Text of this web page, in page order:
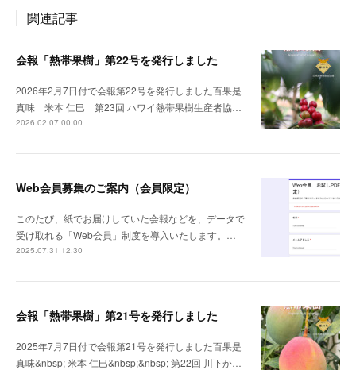
関連記事
会報「熱帯果樹」第22号を発行しました
2026年2月7日付で会報第22号を発行しました百果是
真味 米本 仁巳 第23回 ハワイ熱帯果樹生産者協…
2026.02.07 00:00
Web会員募集のご案内（会員限定）
このたび、紙でお届けしていた会報などを、データで
受け取れる「Web会員」制度を導入いたします。…
2025.07.31 12:30
会報「熱帯果樹」第21号を発行しました
2025年7月7日付で会報第21号を発行しました百果是
真味&nbsp; 米本 仁巳&nbsp;&nbsp; 第22回 川下か…